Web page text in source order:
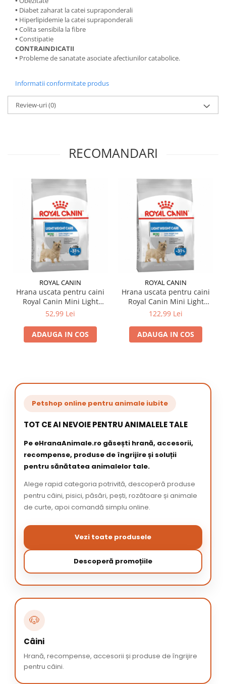
• Diabet zaharat la catei supraponderali
• Hiperlipidemie la catei supraponderali
•Colita sensibila la fibre
•Constipatie
CONTRAINDICATII
• Probleme de sanatate asociate afectiunilor catabolice.
Informatii conformitate produs
Review-uri(0)
RECOMANDARI
ROYAL CANIN
Hrana uscata pentru caini
Royal Canin Mini Light
Weight Care 1 kg
52,99 Lei
ADAUGA IN COS
ROYAL CANIN
Hrana uscata pentru caini
Royal Canin Mini Light
Weight Care 3 kg
122,99 Lei
ADAUGA IN COS
Petshop online pentru animale iubite
TOT CE AI NEVOIE PENTRU ANIMALELE TALE
Pe eHranaAnimale.ro găsești hrană, accesorii,
recompense, produse de îngrijire și soluții
pentru sănătatea animalelor tale.
Alege rapid categoria potrivită, descoperă produse
pentru câini, pisici, păsări, pești, rozătoare și animale
de curte, apoi comandă simplu online.
Vezi toate produsele
Descoperă promoțiile
🐶
Câini
Hrană, recompense, accesorii și produse de îngrijire
pentru câini.